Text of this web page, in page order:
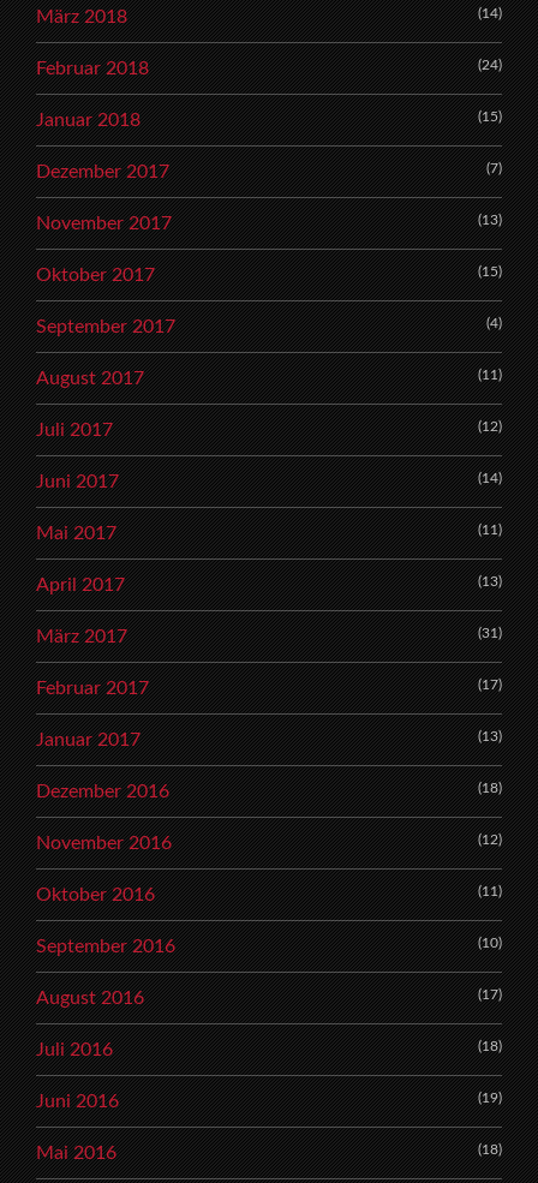
März 2018 (14)
Februar 2018 (24)
Januar 2018 (15)
Dezember 2017 (7)
November 2017 (13)
Oktober 2017 (15)
September 2017 (4)
August 2017 (11)
Juli 2017 (12)
Juni 2017 (14)
Mai 2017 (11)
April 2017 (13)
März 2017 (31)
Februar 2017 (17)
Januar 2017 (13)
Dezember 2016 (18)
November 2016 (12)
Oktober 2016 (11)
September 2016 (10)
August 2016 (17)
Juli 2016 (18)
Juni 2016 (19)
Mai 2016 (18)